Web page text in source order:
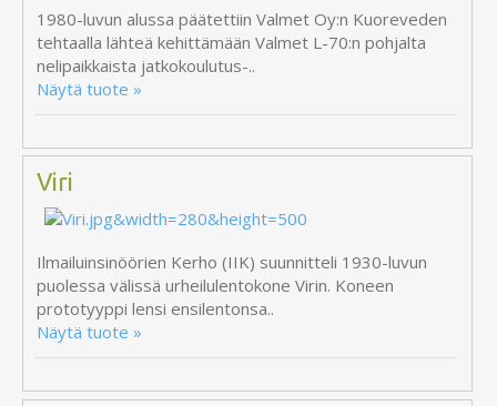
1980-luvun alussa päätettiin Valmet Oy:n Kuoreveden
tehtaalla lähteä kehittämään Valmet L-70:n pohjalta
nelipaikkaista jatkokoulutus-..
Näytä tuote »
Viri
Ilmailuinsinöörien Kerho (IIK) suunnitteli 1930-luvun
puolessa välissä urheilulentokone Virin. Koneen
prototyyppi lensi ensilentonsa..
Näytä tuote »